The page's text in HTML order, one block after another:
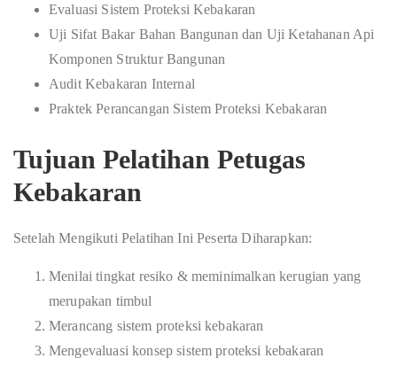
Evaluasi Sistem Proteksi Kebakaran
Uji Sifat Bakar Bahan Bangunan dan Uji Ketahanan Api
Komponen Struktur Bangunan
Audit Kebakaran Internal
Praktek Perancangan Sistem Proteksi Kebakaran
Tujuan Pelatihan Petugas
Kebakaran
Setelah Mengikuti Pelatihan Ini Peserta Diharapkan:
Menilai tingkat resiko & meminimalkan kerugian yang
merupakan timbul
Merancang sistem proteksi kebakaran
Mengevaluasi konsep sistem proteksi kebakaran